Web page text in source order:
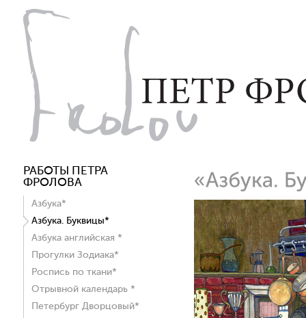
РАБОТЫ ПЕТРА
ФРОЛОВА
Азбука*
Азбука. Буквицы*
Азбука английская *
Прогулки Зодиака*
Роспись по ткани*
Отрывной календарь *
Петербург Дворцовый*